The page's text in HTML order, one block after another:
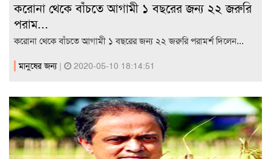
করোনা থেকে বাঁচতে আগামী ১ বছরের জন্য ২২ জরুরি
পরাম...
করোনা থেকে বাঁচতে আগামী ১ বছরের জন্য ২২ জরুরি পরামর্শ দিলেন...
মানুষের জন্য | 2020-05-10 18:14:51